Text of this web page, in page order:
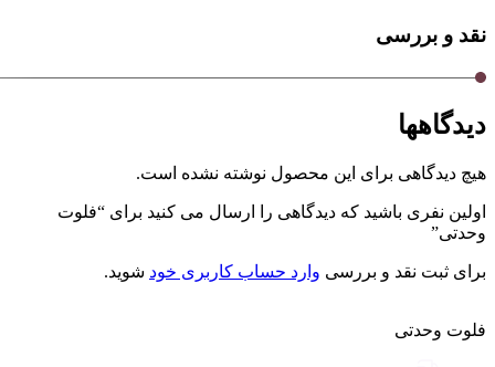
نقد و بررسی
دیدگاهها
هیچ دیدگاهی برای این محصول نوشته نشده است.
اولین نفری باشید که دیدگاهی را ارسال می کنید برای “فلوت
وحدتی”
برای ثبت نقد و بررسی وارد حساب کاربری خود شوید.
فلوت وحدتی